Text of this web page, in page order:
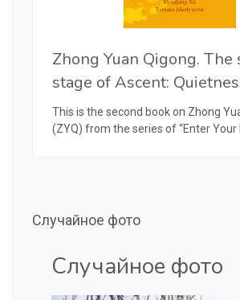
Zhong Yuan Qigong. The
stage of Ascent:
This is the second book on Zhong
(ZYQ) from the series of “Enter Your
Случайное фото
Случайное фото